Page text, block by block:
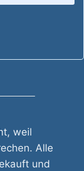
weil
Alle
und